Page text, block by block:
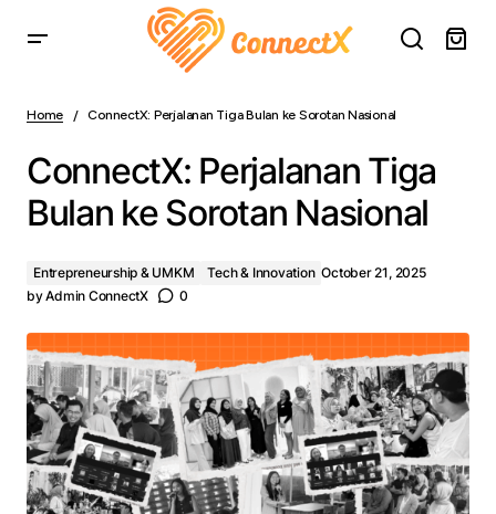
Home ConnectX: Perjalanan Tiga Bulan ke Sorotan Nasional
ConnectX: Perjalanan Tiga
Bulan ke Sorotan Nasional
Entrepreneurship & UMKM Tech & Innovation October 21, 2025
byAdmin ConnectX 0